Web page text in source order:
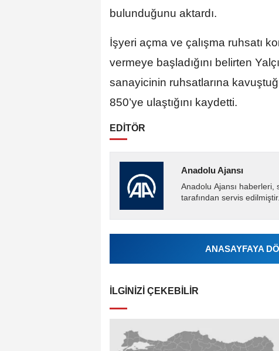
bulunduğunu aktardı.
İşyeri açma ve çalışma ruhsatı
vermeye başladığını belirten
sanayicinin ruhsatlarına
850’ye ulaştığını kaydetti.
EDİTÖR
Anadolu Ajansı
Anadolu Ajansı haberleri,
tarafından servis
ANASAYFAYA
İLGINIZI ÇEKEBILIR